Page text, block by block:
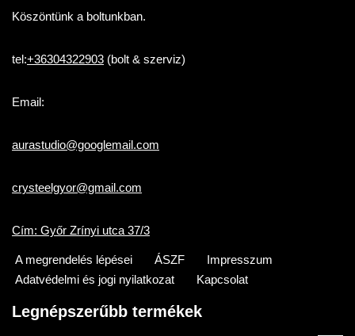
Köszöntünk a boltunkban.
tel:+36304322903 (bolt & szerviz)
Email:
aurastudio@googlemail.com
crysteelgyor@gmail.com
Cím: Győr Zrínyi utca 37/3
A megrendelés lépései ÁSZF
Impresszum
Adatvédelmi és jogi nyilatkozat
Kapcsolat
Legnépszerűbb termékek